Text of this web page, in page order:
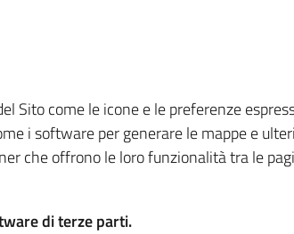
Sito come le icone e le preferenze
i software per generare le mappe e
che offrono le loro funzionalità tra le
di terze parti.